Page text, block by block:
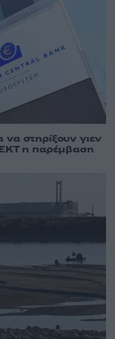
στηρίξουν γιεν
η παρέμβαση